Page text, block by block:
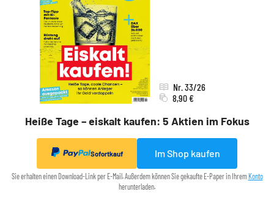
Heiße Tage – eiskalt kaufen: 5 Aktien im Fokus
Nr. 33/26
8,90 €
Sofortkauf Im Shop kaufen
Sie erhalten einen Download-Link per E-Mail. Außerdem können Sie gekaufte E-Paper in Ihrem Konto
herunterladen.